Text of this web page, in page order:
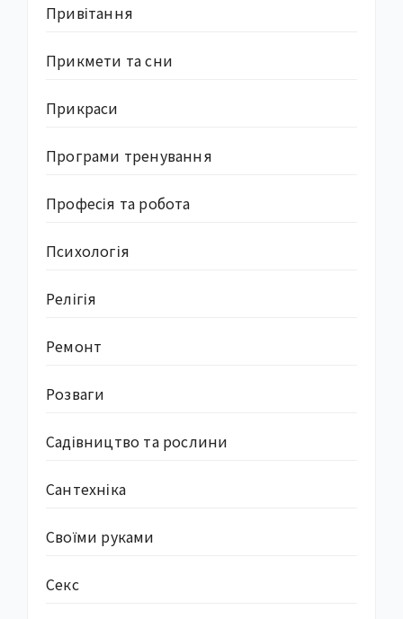
Привітання
Прикмети та сни
Прикраси
Програми тренування
Професія та робота
Психологія
Релігія
Ремонт
Розваги
Садівництво та рослини
Сантехніка
Своїми руками
Секс